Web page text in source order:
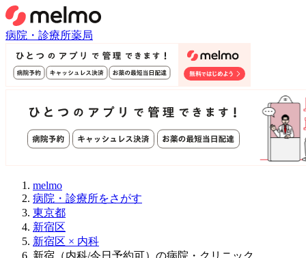
病院・診療所薬局
melmo
病院・診療所をさがす
東京都
新宿区
新宿区 × 内科
新宿（内科/今日予約可）の病院・クリニック